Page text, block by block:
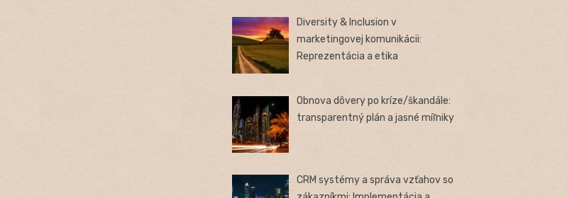
Diversity & Inclusion v
marketingovej komunikácii:
Reprezentácia a etika
Obnova dôvery po kríze/škandále:
transparentný plán a jasné míľniky
CRM systémy a správa vzťahov so